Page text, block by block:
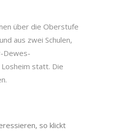
über die Oberstufe
aus zwei Schulen,
Dewes-
statt. Die
so klickt